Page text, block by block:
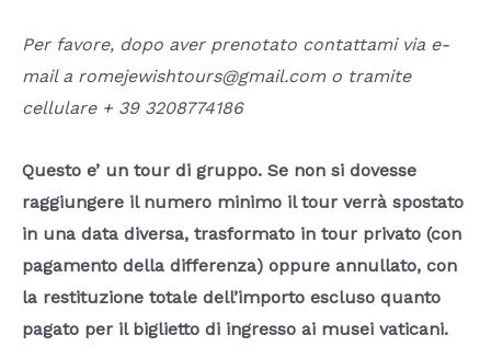
Per favore, dopo aver prenotato contattami via e-
mail a romejewishtours@gmail.com o tramite
cellulare + 39 3208774186
Questo e’ un tour di gruppo. Se non si dovesse
raggiungere il numero minimo il tour verrà spostato
in una data diversa, trasformato in tour privato (con
pagamento della differenza) oppure annullato, con
la restituzione totale dell’importo escluso quanto
pagato per il biglietto di ingresso ai musei vaticani.